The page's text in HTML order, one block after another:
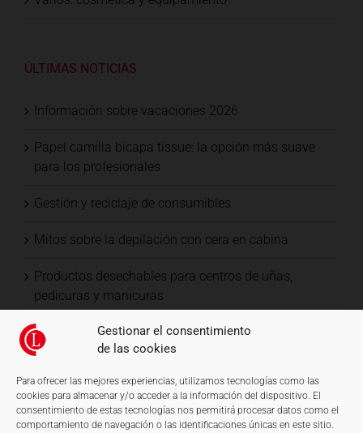
Gestionar el consentimiento
de las cookies
Para ofrecer las mejores experiencias, utilizamos tecnologías como las
cookies para almacenar y/o acceder a la información del dispositivo. El
consentimiento de estas tecnologías nos permitirá procesar datos como el
comportamiento de navegación o las identificaciones únicas en este sitio.
ÚLTIMAS NOTICIAS
Información sobre vacaciones 2026
Papel camilla bicapa tissue: la opción más suave
para los profesionales
Gestión y reciclaje de consumibles
Mitos sobre la depilación con cera en cabina
Productos desechables para centros de uñas,
pedicuras y manicuras